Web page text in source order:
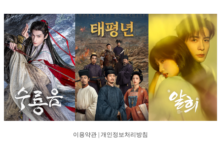
이용약관 개인정보처리방침